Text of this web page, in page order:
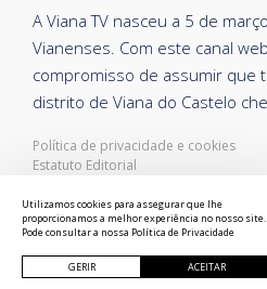
Política de privacidade e cookies
Estatuto Editorial
A Viana TV nasceu a 5 de
Vianenses. Com este canal
compromisso de assumir que
distrito de Viana do Castelo
Utilizamos cookies para assegurar que lhe
proporcionamos a melhor experiência no nosso site.
Pode consultar a nossa Política de Privacidade
GERIR ACEITAR